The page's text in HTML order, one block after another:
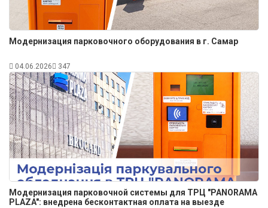
Модернизация парковочного оборудования в г. Самар
04.06.2026 347
Модернизация парковочной системы для ТРЦ "PANORAMA
PLAZA": внедрена бесконтактная оплата на выезде